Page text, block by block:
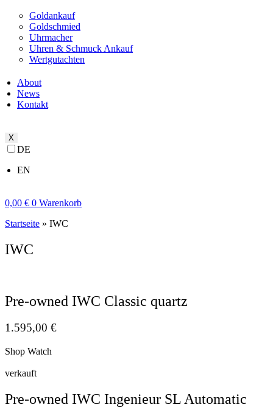
Goldankauf
Goldschmied
Uhrmacher
Uhren & Schmuck Ankauf
Wertgutachten
About
News
Kontakt
X
DE
EN
0,00 € 0 Warenkorb
Startseite » IWC
IWC
Pre-owned IWC Classic quartz
1.595,00 €
Shop Watch
verkauft
Pre-owned IWC Ingenieur SL Automatic